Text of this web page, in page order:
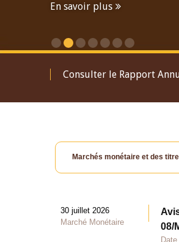
En savoir plus
Consulter le Rapport
Marchés monétaire et des
30 juillet 2026
Marché Monétaire
08/